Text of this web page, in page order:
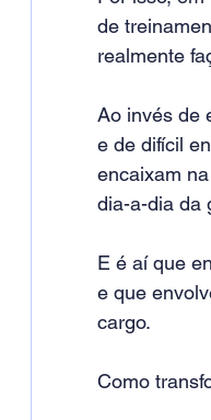
de
realmente
Ao invés de
e de difícil
encaixam
dia-a-dia da
E é aí que
e que
cargo.
Como